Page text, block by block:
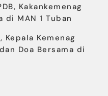
Kakankemenag
di MAN 1 Tuban
Kepala Kemenag
Doa Bersama di